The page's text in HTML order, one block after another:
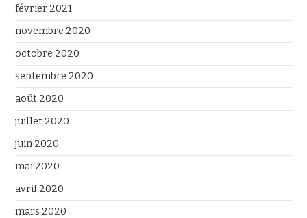
février 2021
novembre 2020
octobre 2020
septembre 2020
août 2020
juillet 2020
juin 2020
mai 2020
avril 2020
mars 2020